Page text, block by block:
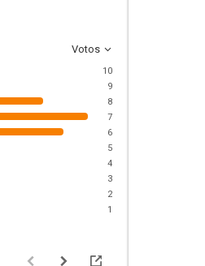
Votos
10
9
8
7
6
5
4
3
2
1